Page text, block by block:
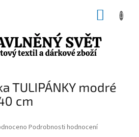
TULIPÁNKY modré
cm
Podrobnosti hodnocení